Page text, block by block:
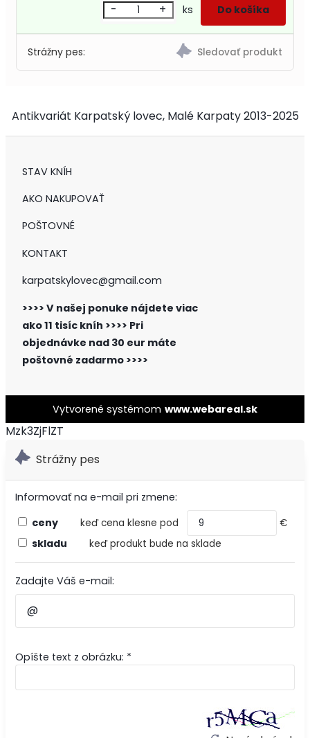
Strážny pes:
- + ks
Antikvariát Karpatský lovec, Malé Karpaty 2013-2025
STAV KNÍH
AKO NAKUPOVAŤ
POŠTOVNÉ
KONTAKT
karpatskylovec@gmail.com
>>>> V našej ponuke nájdete viac
ako 11 tisíc kníh >>>> Pri
objednávke nad 30 eur máte
poštovné zadarmo >>>>
Vytvorené systémom www.webareal.sk
Mzk3ZjFlZT
Strážny pes
Informovať na e-mail pri zmene:
ceny
keď cena klesne pod €
skladu keď produkt bude na sklade
Zadajte Váš e-mail:
Opíšte text z obrázku: *